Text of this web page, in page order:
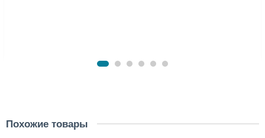
Похожие товары